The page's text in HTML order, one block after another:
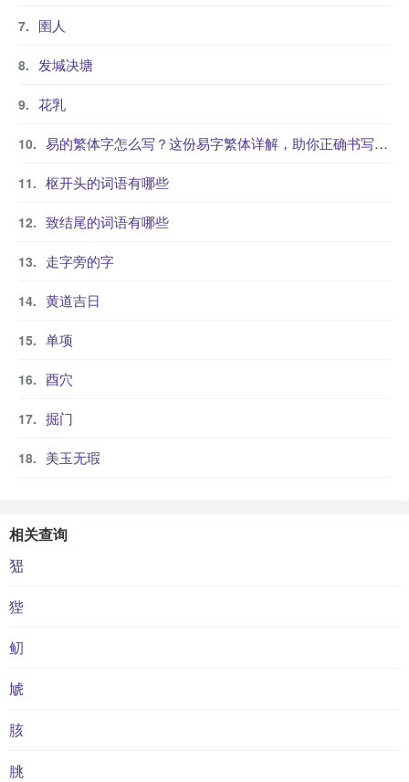
圉人
发堿决塘
花乳
易的繁体字怎么写？这份易字繁体详解，助你正确书写汉字_汉字繁体学习
枢开头的词语有哪些
致结尾的词语有哪些
走字旁的字
黄道吉日
单项
酉穴
掘门
美玉无瑕
相关查询
峱
狴
鱽
虓
胲
朓